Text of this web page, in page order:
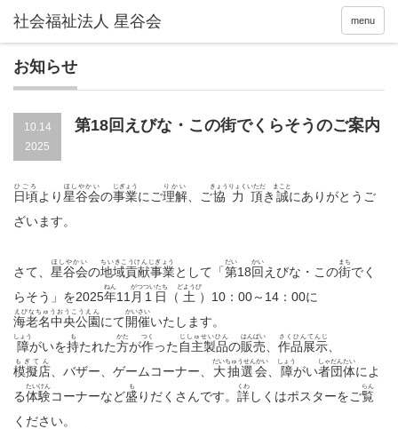
menu
お知らせ
10.14
2025
第18回えびな・この街でくらそうのご案内
日頃
ひごろ
より星谷会
ほしやかい
の事業
じぎょう
にご理解
りかい
、ご協力頂
きょうりょくいただ
き 誠
まこと
にありがとうご
ざいます。
さて、 星谷会
ほしやかい
の地域貢献事業
ちいきこうけんじぎょう
として「第
だい
18回
かい
えびな・この街
まち
でく
らそう」を2025年
ねん
11 月
がつ
1日
ついたち
（ 土
どようび
）10：00～14：00に
海老名中央公園
えびなちゅうおうこうえん
にて開催
かいさい
いたします。
障
しょう
がいを持
も
たれた方
かた
が作
つく
った 自主製品
じしゅせいひん
の販売
はんばい
作品展示
さくひんてんじ
模擬店
もぎてん
、バザー、ゲームコーナー、 大抽選会
だいちゅうせんかい
障
しょう
がい者団体
しゃだんたい
によ
る体験
たいけん
コーナーなど盛
も
りだくさんです。 詳
くわ
しくはポスターをご覧
らん
ください。